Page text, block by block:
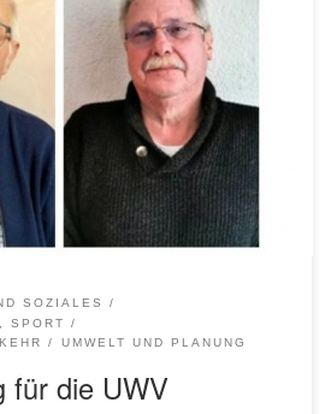
Verstärkung! Herbert Born und
die UWV Euskirchen als
den Ausschüssen Kultur, Freizeit,
Verkehr bzw. Generationen und
Planung. Wir wünschen euch viel
SOZIALES
SPORT
UMWELT UND PLANUNG
für die UWV